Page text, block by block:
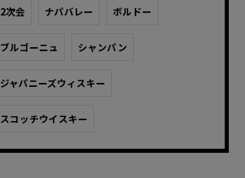
2次会 ナパバレー ボルドー
ブルゴーニュ シャンパン
ジャパニーズウィスキー
スコッチウイスキー